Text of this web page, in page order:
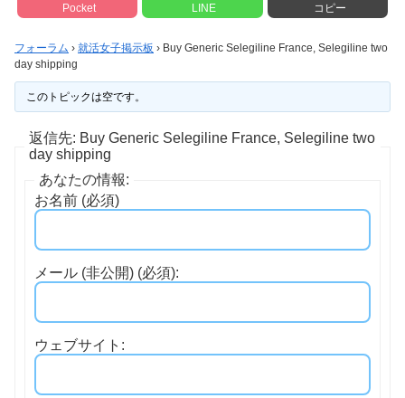
Pocket LINE コピー
フォーラム › 就活女子掲示板 › Buy Generic Selegiline France, Selegiline two
day shipping
このトピックは空です。
返信先: Buy Generic Selegiline France, Selegiline two
day shipping
あなたの情報:
お名前 (必須)
メール (非公開) (必須):
ウェブサイト: